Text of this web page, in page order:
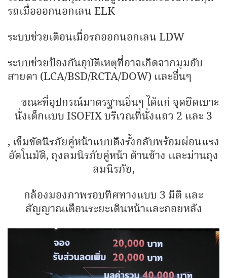
รถเมื่อออกนอกเลน ELK
ระบบช่วยเตือนเมื่อรถออกนอกเลน LDW
ระบบช่วยป้องกันอุบัติเหตุที่อาจเกิดจากมุมอับ
สายตา (LCA/BSD/RCTA/DOW) และอื่นๆ
ขณะที่อุปกรณ์มาตรฐานอื่นๆ ได้แก่ จุดยึดเบาะ
นั่งเด็กแบบ ISOFIX บริเวณที่นั่งแถว 2 และ 3
, เข็มขัดนิรภัยคู่หน้าแบบดึงรั้งกลับพร้อมผ่อนแรง
อัตโนมัติ, ถุงลมนิรภัยคู่หน้า ด้านข้าง และม่านถุง
ลมนิรภัย,
กล้องมองภาพรอบทิศทางแบบ 3 มิติ และ
สัญญาณเตือนระยะเดินหน้าและถอยหลัง